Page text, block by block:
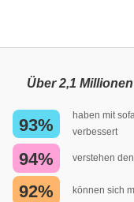
Über 2,1
93%
haben mit
verbessert
94% verstehen
92% können sich